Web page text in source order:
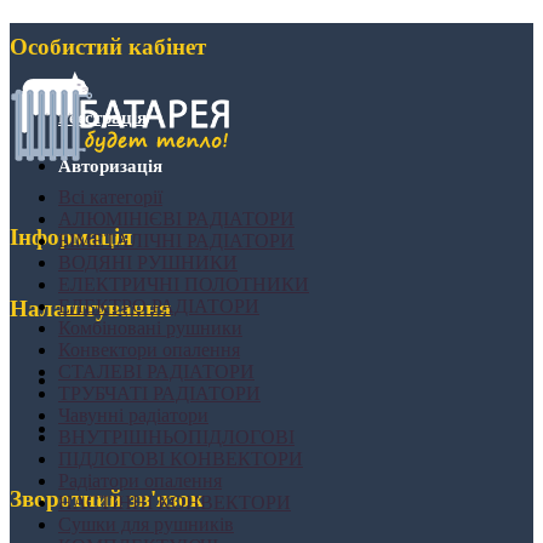
Особистий кабінет
Реєстрація
Авторизація
Інформація
Налаштування
Зворотний зв'язок
БІМЕТАЛІЧНІ РАДІАТОРИ
ЕЛЕКТРО РАДІАТОРИ
Комбіновані рушники
НАСТІННІ КОНВЕКТОРИ